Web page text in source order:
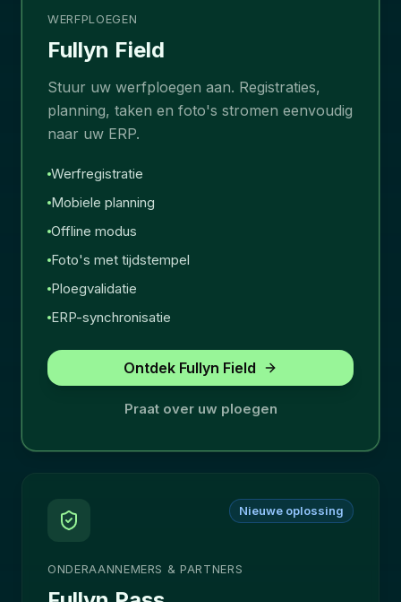
WERFPLOEGEN
Fullyn Field
Stuur uw werfploegen aan. Registraties,
planning, taken en foto's stromen eenvoudig
naar uw ERP.
Werfregistratie
Mobiele planning
Offline modus
Foto's met tijdstempel
Ploegvalidatie
ERP-synchronisatie
Ontdek Fullyn Field
Praat over uw ploegen
Nieuwe oplossing
ONDERAANNEMERS & PARTNERS